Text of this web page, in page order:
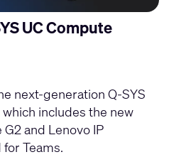
UC Compute
next-generation Q-SYS
includes the new
and Lenovo IP
Teams.